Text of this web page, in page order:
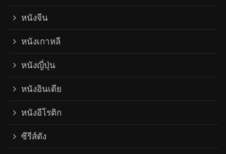
หนังจีน
หนังเกาหลี
หนังญี่ปุ่น
หนังอินเดีย
หนังอีโรติก
ซีรีส์ดัง